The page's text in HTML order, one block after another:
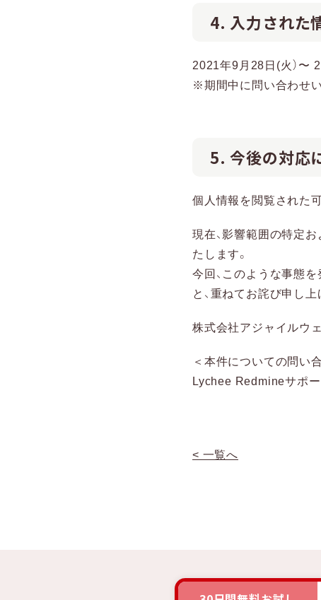
4. 入力された
2021年9月28日(火）〜
※期間中に問い合わせ
5. 今後の対応
個人情報を閲覧された
現在、影響範囲の特定
たします。
今回、このような事態
と、重ねてお詫び申し上
株式会社アジャイルウ
＜本件についての問い
Lychee Redmineサポ
< 一覧へ